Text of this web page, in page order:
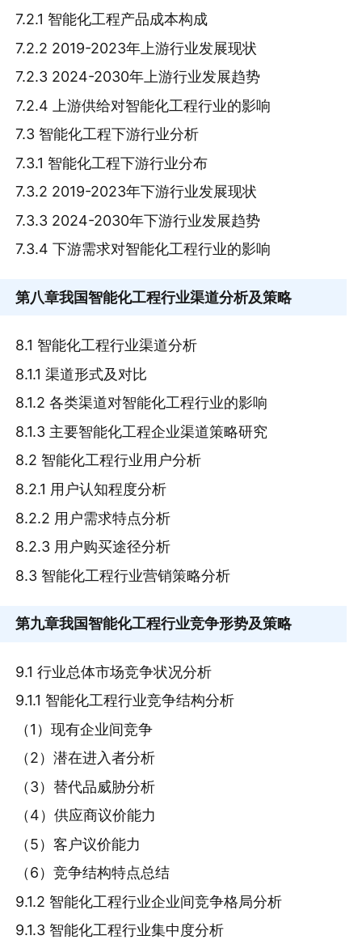
7.2.1 智能化工程产品成本构成
7.2.2 2019-2023年上游行业发展现状
7.2.3 2024-2030年上游行业发展趋势
7.2.4 上游供给对智能化工程行业的影响
7.3 智能化工程下游行业分析
7.3.1 智能化工程下游行业分布
7.3.2 2019-2023年下游行业发展现状
7.3.3 2024-2030年下游行业发展趋势
7.3.4 下游需求对智能化工程行业的影响
第八章我国智能化工程行业渠道分析及策略
8.1 智能化工程行业渠道分析
8.1.1 渠道形式及对比
8.1.2 各类渠道对智能化工程行业的影响
8.1.3 主要智能化工程企业渠道策略研究
8.2 智能化工程行业用户分析
8.2.1 用户认知程度分析
8.2.2 用户需求特点分析
8.2.3 用户购买途径分析
8.3 智能化工程行业营销策略分析
第九章我国智能化工程行业竞争形势及策略
9.1 行业总体市场竞争状况分析
9.1.1 智能化工程行业竞争结构分析
（1）现有企业间竞争
（2）潜在进入者分析
（3）替代品威胁分析
（4）供应商议价能力
（5）客户议价能力
（6）竞争结构特点总结
9.1.2 智能化工程行业企业间竞争格局分析
9.1.3 智能化工程行业集中度分析